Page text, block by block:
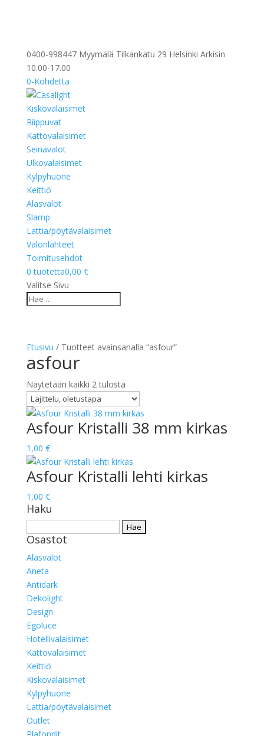
0400-998447 Myymälä Tilkankatu 29 Helsinki Arkisin
10.00-17.00
0-Kohdetta
Kiskovalaisimet
Riippuvat
Kattovalaisimet
Seinävalot
Ulkovalaisimet
Kylpyhuone
Keittiö
Alasvalot
Slamp
Lattia/pöytävalaisimet
Valonlähteet
Toimitusehdot
0 tuotetta0,00 €
Valitse Sivu
Etusivu / Tuotteet avainsanalla “asfour”
asfour
Näytetään kaikki 2 tulosta
Asfour Kristalli 38 mm kirkas
1,00 €
Asfour Kristalli lehti kirkas
1,00 €
Haku
Osastot
Alasvalot
Aneta
Antidark
Dekolight
Design
Egoluce
Hotellivalaisimet
Kattovalaisimet
Keittiö
Kiskovalaisimet
Kylpyhuone
Lattia/pöytävalaisimet
Outlet